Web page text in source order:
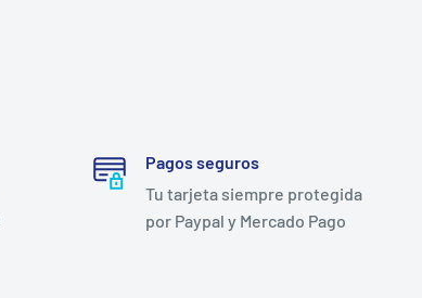
Pagos seguros
Tu tarjeta siempre protegida
por Paypal y Mercado Pago